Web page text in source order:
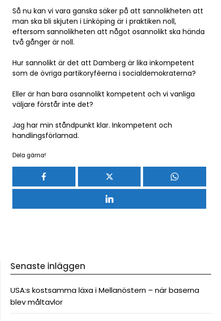
Så nu kan vi vara ganska säker på att sannolikheten att
man ska bli skjuten i Linköping är i praktiken noll,
eftersom sannolikheten att något osannolikt ska hända
två gånger är noll.
Hur sannolikt är det att Damberg är lika inkompetent
som de övriga partikoryféerna i socialdemokraterna?
Eller är han bara osannolikt kompetent och vi vanliga
väljare förstår inte det?
Jag har min ståndpunkt klar. Inkompetent och
handlingsförlamad.
Dela gärna!
Senaste inläggen
USA:s kostsamma läxa i Mellanöstern – när baserna
blev måltavlor